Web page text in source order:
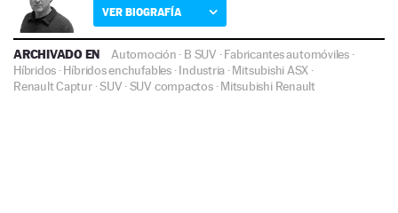
VER BIOGRAFÍA
ARCHIVADO EN Automoción · B SUV ·Fabricantes automóviles·
Híbridos ·Híbridos enchufables·Industria ·Mitsubishi ASX ·
Renault Captur·SUV ·SUV compactos·Mitsubishi Renault